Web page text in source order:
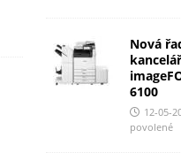
Nová
6100
12-05-
povolené